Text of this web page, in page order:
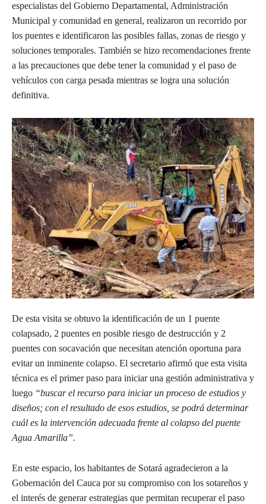
especialistas del Gobierno Departamental, Administración
Municipal y comunidad en general, realizaron un recorrido por
los puentes e identificaron las posibles fallas, zonas de riesgo y
soluciones temporales. También se hizo recomendaciones frente
a las precauciones que debe tener la comunidad y el paso de
vehículos con carga pesada mientras se logra una solución
definitiva.
De esta visita se obtuvo la identificación de un 1 puente
colapsado, 2 puentes en posible riesgo de destrucción y 2
puentes con socavación que necesitan atención oportuna para
evitar un inminente colapso. El secretario afirmó que esta visita
técnica es el primer paso para iniciar una gestión administrativa y
luego “buscar el recurso para iniciar un proceso de estudios y
diseños; con el resultado de esos estudios, se podrá determinar
cuál es la intervención adecuada frente al colapso del puente
Agua Amarilla”.
En este espacio, los habitantes de Sotará agradecieron a la
Gobernación del Cauca por su compromiso con los sotareños y
el interés de generar estrategias que permitan recuperar el paso